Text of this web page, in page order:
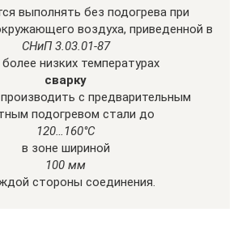
выполнять без подогрева при
воздуха, приведенной в
СНиП 3.03.01-87
низких температурах
сварку
с предварительным
подогревом стали до
120…160°С
в зоне шириной
100 мм
стороны соединения.